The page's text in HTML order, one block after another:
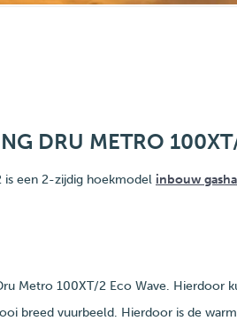
DRU METRO
is een 2-zijdig hoekmodel inbouw
Metro 100XT/2 Eco Wave. Hierdoor
breed vuurbeeld. Hierdoor is de